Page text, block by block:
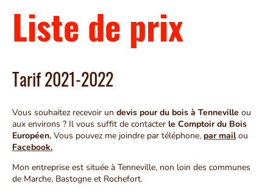
Liste de prix
Tarif 2021-2022
Vous souhaitez recevoir un devis pour du bois à Tenneville ou
aux environs ? Il vous suffit de contacter le Comptoir du Bois
Européen. Vous pouvez me joindre par téléphone, par mailou
Facebook.
Mon entreprise est située à Tenneville, non loin des communes
de Marche, Bastogne et Rochefort.